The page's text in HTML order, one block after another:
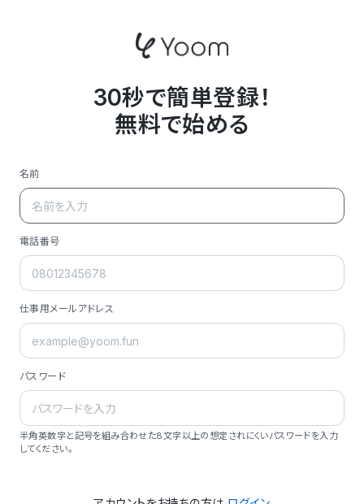
30秒で簡単登録！
無料で始める
名前
電話番号
仕事用メールアドレス
パスワード
半角英数字と記号を組み合わせた8文字以上の想定されにくいパスワードを入力
してください。